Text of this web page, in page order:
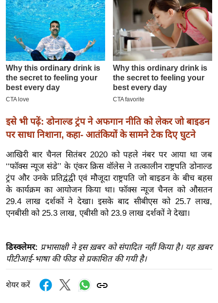
ई
-
पे
र
मि
सा
ल
बे
मि
सा
ल
श
ख्सि
य
त
ग
इं
डि
या
इसे भी पढ़ें: डोनाल्ड ट्रंप ने अफगान नीति को लेकर जो बाइडन
पर साधा निशाना, कहा- आतंकियों के सामने टेक दिए घुटने
आखिरी बार चैनल सितंबर 2020 को पहले नंबर पर आया था जब
‘‘फॉक्स न्यूज संडे’’ के एंकर क्रिस वॉलेस ने तत्कालीन राष्ट्रपति डोनाल्ड
ट्रंप और उनके प्रतिद्वंद्वी एवं मौजूदा राष्ट्रपति जो बाइडन के बीच बहस
के कार्यक्रम का आयोजन किया था। फॉक्स न्यूज चैनल को औसतन
29.4 लाख दर्शकों ने देखा। इसके बाद सीबीएस को 25.7 लाख,
एनबीसी को 25.3 लाख, एबीसी को 23.9 लाख दर्शकों ने देखा।
डिस्क्लेमर: प्रभासाक्षी ने इस ख़बर को संपादित नहीं किया है। यह ख़बर
पीटीआई-भाषा की फीड से प्रकाशित की गयी है।
शेयर करें